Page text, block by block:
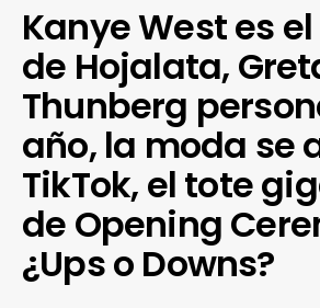
Kanye West es
de Hojalata,
Thunberg
año, la moda se
TikTok, el tote
de Opening
¿Ups o Downs?